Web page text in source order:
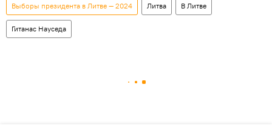
Выборы президента в Литве — 2024 Литва В Литве
Гитанас Науседа